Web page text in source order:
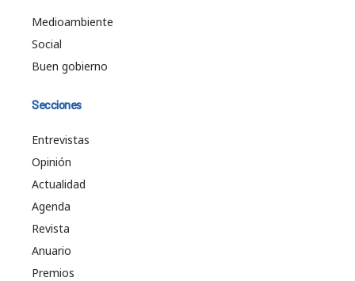
Medioambiente
Social
Buen gobierno
Secciones
Entrevistas
Opinión
Actualidad
Agenda
Revista
Anuario
Premios